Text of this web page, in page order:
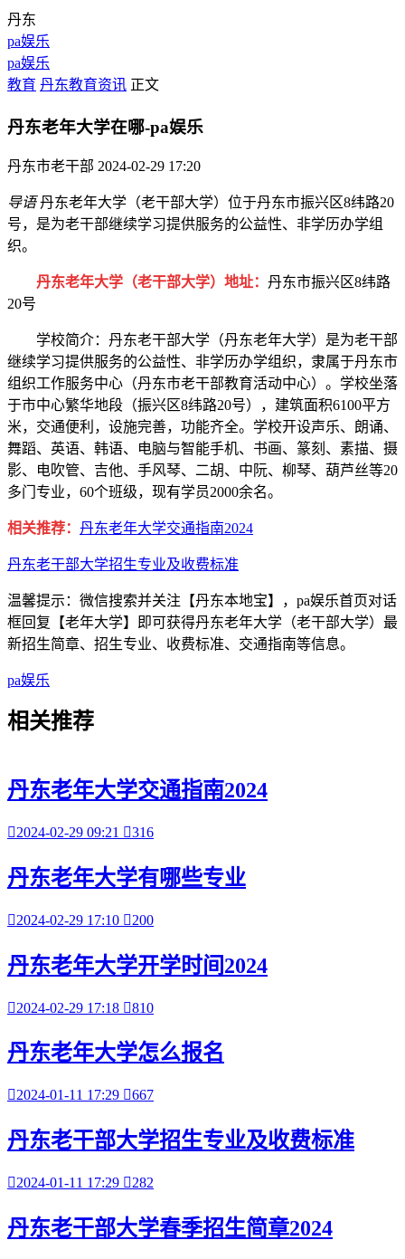
丹东
pa娱乐
pa娱乐
教育 丹东教育资讯 正文
丹东老年大学在哪-pa娱乐
丹东市老干部 2024-02-29 17:20
导语丹东老年大学（老干部大学）位于丹东市振兴区8纬路20
号，是为老干部继续学习提供服务的公益性、非学历办学组
织。
丹东老年大学（老干部大学）地址： 丹东市振兴区8纬路
20号
学校简介：丹东老干部大学（丹东老年大学）是为老干部
继续学习提供服务的公益性、非学历办学组织，隶属于丹东市
组织工作服务中心（丹东市老干部教育活动中心）。学校坐落
于市中心繁华地段（振兴区8纬路20号），建筑面积6100平方
米，交通便利，设施完善，功能齐全。学校开设声乐、朗诵、
舞蹈、英语、韩语、电脑与智能手机、书画、篆刻、素描、摄
影、电吹管、吉他、手风琴、二胡、中阮、柳琴、葫芦丝等20
多门专业，60个班级，现有学员2000余名。
相关推荐： 丹东老年大学交通指南2024
丹东老干部大学招生专业及收费标准
温馨提示：微信搜索并关注【丹东本地宝】，pa娱乐首页对话
框回复【老年大学】即可获得丹东老年大学（老干部大学）最
新招生简章、招生专业、收费标准、交通指南等信息。
pa娱乐
相关推荐
丹东老年大学交通指南2024
2024-02-29 09:21 316
丹东老年大学有哪些专业
2024-02-29 17:10 200
丹东老年大学开学时间2024
2024-02-29 17:18 810
丹东老年大学怎么报名
2024-01-11 17:29 667
丹东老干部大学招生专业及收费标准
2024-01-11 17:29 282
丹东老干部大学春季招生简章2024